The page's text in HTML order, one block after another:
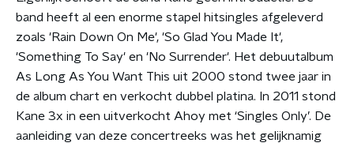
band heeft al een enorme stapel hitsingles afgeleverd
zoals 'Rain Down On Me', 'So Glad You Made It',
'Something To Say' en 'No Surrender'. Het debuutalbum
As Long As You Want This uit 2000 stond twee jaar in
de album chart en verkocht dubbel platina. In 2011 stond
Kane 3x in een uitverkocht Ahoy met ‘Singles Only’. De
aanleiding van deze concertreeks was het gelijknamig